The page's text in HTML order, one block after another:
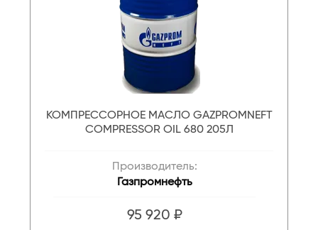
КОМПРЕССОРНОЕ МАСЛО GAZPROMNEFT
COMPRESSOR OIL 680 205Л
Производитель:
Газпромнефть
95 920 ₽